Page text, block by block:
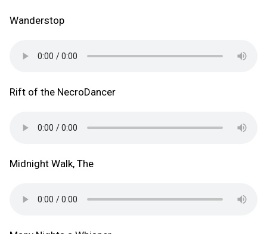
Wanderstop
Rift of the NecroDancer
Midnight Walk, The